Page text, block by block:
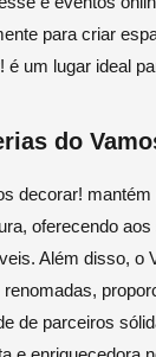
para criar
é um lugar ideal
do
decorar!
oferecendo
Além disso, o
de parceiros